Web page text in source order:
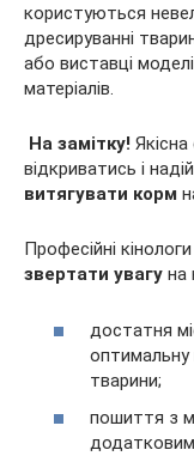
користуються
дресируванні
або виставці
матеріалів.
На замітку!
відкриватись і
витягувати корм
Професійні кінологи
звертати увагу на
достатня
оптимальну
тварини;
пошиття з
додатковим